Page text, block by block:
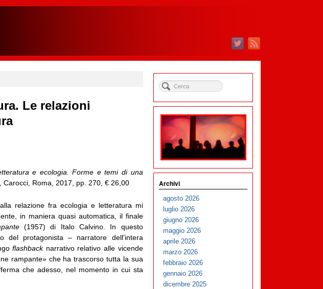
Le relazioni
e ecologia. Forme e temi di una
, Carocci, Roma, 2017, pp. 270, € 26,00
relazione fra ecologia e letteratura mi
in maniera quasi automatica, il finale
(1957) di Italo Calvino. In questo
del protagonista – narratore dell’intera
flashbacknarrativo relativo alle vicende
rampante» che ha trascorso tutta la sua
che adesso, nel momento in cui sta
Archivi
agosto 2026
luglio 2026
giugno 2026
maggio 2026
aprile 2026
marzo 2026
febbraio 2026
gennaio 2026
dicembre 2025